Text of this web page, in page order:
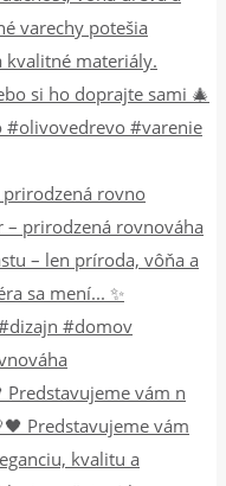
rovno
Predstavujeme vám n